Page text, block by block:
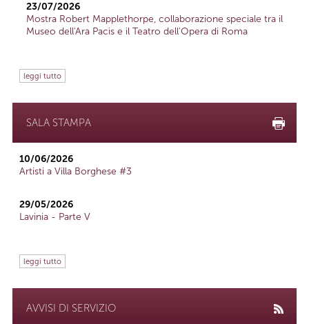
23/07/2026
Mostra Robert Mapplethorpe, collaborazione speciale tra il
Museo dell'Ara Pacis e il Teatro dell'Opera di Roma
leggi tutto
SALA STAMPA
10/06/2026
Artisti a Villa Borghese #3
29/05/2026
Lavinia - Parte V
leggi tutto
AVVISI DI SERVIZIO